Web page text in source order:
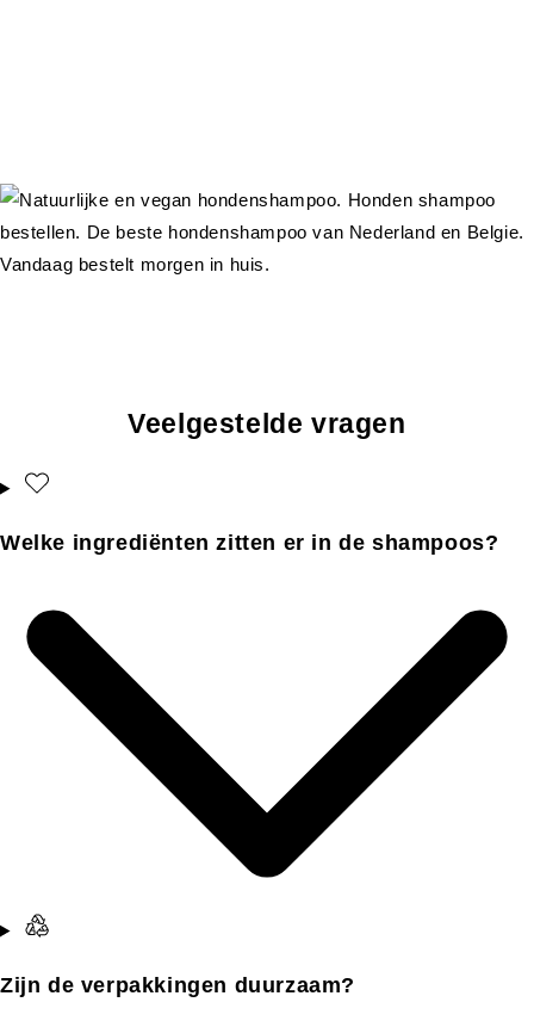
Veelgestelde vragen
Welke ingrediënten zitten er in de shampoos?
Zijn de verpakkingen duurzaam?